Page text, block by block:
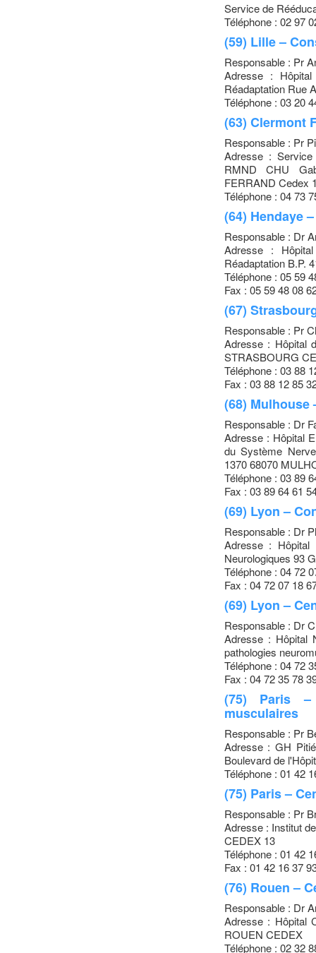
Service de
Téléphone : 02 97
(59) Lille –
Responsable : Pr
Adresse :
Réadaptation Rue
Téléphone : 03 20
(63) Clermont
Responsable : Pr
Adresse :
RMND CHU
FERRAND Cedex
Téléphone : 04 73
(64) Hendaye
Responsable : Dr
Adresse :
Réadaptation B.P.
Téléphone : 05 59
Fax : 05 59 48 08
(67)
Responsable : Pr
Adresse : Hôpital
STRASBOURG
Téléphone : 03 88
Fax : 03 88 12 85
(68) Mulhouse
Responsable : Dr
Adresse : Hôpital
du Système
1370 68070
Téléphone : 03 89
Fax : 03 89 64 61
(69) Lyon –
Responsable : Dr
Adresse : Hôpital
Neurologiques 93
Téléphone : 04 72
Fax : 04 72 07 18
(69) Lyon –
Responsable : Dr
Adresse : Hôpital
pathologies
Téléphone : 04 72
Fax : 04 72 35 78
(75) Paris –
musculaires
Responsable : Pr
Adresse : GH
Boulevard de
Téléphone : 01 42
(75) Paris –
Responsable : Pr
Adresse : Institut
CEDEX 13
Téléphone : 01 42
Fax : 01 42 16 37
(76) Rouen –
Responsable : Dr
Adresse : Hôpital
ROUEN CEDEX
Téléphone : 02 32